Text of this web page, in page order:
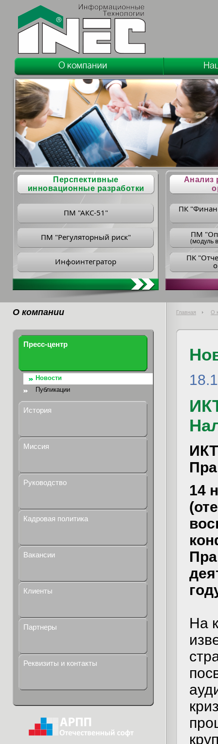
Перспективные
инновационные разработки
ПМ "АКС-51"
ПМ "Регуляторный риск"
Инфоинтегратор
Анализ
ПК
ПM
(модуль
ПK
О компании Главная О
Пресс-центр
Новости
Публикации
История
Миссия
Руководство
Кадровая политика
Вакансии
Клиенты
Партнеры
Реквизиты и контакты
14
На